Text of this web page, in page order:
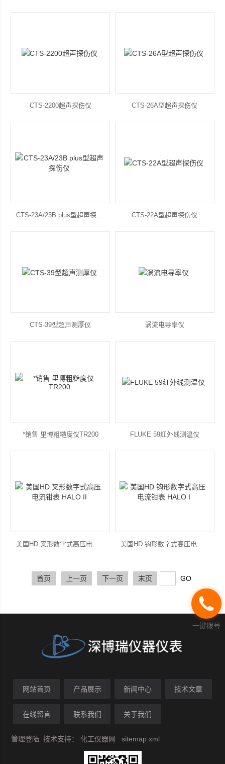
CTS-2200超声探伤仪 CTS-26A型超声探伤仪
CTS-23A/23B plus型超声探伤仪 CTS-22A型超声探伤仪
CTS-39型超声测厚仪 涡流电导率仪
*销售 里博粗糙度仪TR200 FLUKE 59红外线测温仪
美国HD 叉形数字式高压电流钳表 HALO II 美国HD 钩形数字式高压电流钳表 HALO I
首页 上一页 下一页 末页
网站首页 产品展示 新闻中心 技术文章
在线留言 联系我们 关于我们
管理登陆 技术支持：化工仪器网 sitemap.xml
一键拨号